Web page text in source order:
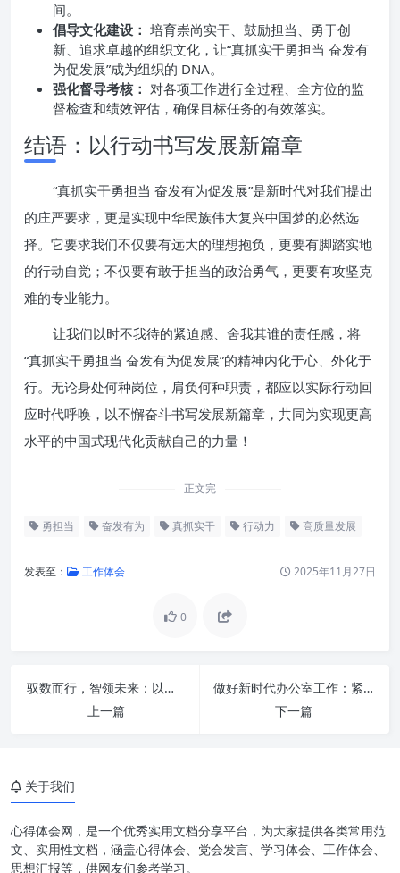
间。
倡导文化建设： 培育崇尚实干、鼓励担当、勇于创
新、追求卓越的组织文化，让“真抓实干勇担当 奋发有
为促发展”成为组织的 DNA。
强化督导考核： 对各项工作进行全过程、全方位的监
督检查和绩效评估，确保目标任务的有效落实。
结语：以行动书写发展新篇章
“真抓实干勇担当 奋发有为促发展”是新时代对我们提出
的庄严要求，更是实现中华民族伟大复兴中国梦的必然选
择。它要求我们不仅要有远大的理想抱负，更要有脚踏实地
的行动自觉；不仅要有敢于担当的政治勇气，更要有攻坚克
难的专业能力。
让我们以时不我待的紧迫感、舍我其谁的责任感，将
“真抓实干勇担当 奋发有为促发展”的精神内化于心、外化于
行。无论身处何种岗位，肩负何种职责，都应以实际行动回
应时代呼唤，以不懈奋斗书写发展新篇章，共同为实现更高
水平的中国式现代化贡献自己的力量！
正文完
勇担当 奋发有为 真抓实干 行动力 高质量发展
发表至： 工作体会 2025年11月27日
0
驭数而行，智领未来：以信息化赋能办公厅工作现代化，实现主动作为与服务大局
上一篇
做好新时代办公室工作：紧紧扭住“三根针”，铸就卓越新篇章
下一篇
何谓“真抓实干勇担当”？深度解
践路径与策略
个人、团队与组织的协同共振：
关于我们
心得体会网，是一个优秀实用文档分享平台，为大家提供各类常用范
文、实用性文档，涵盖心得体会、党会发言、学习体会、工作体会、
思想汇报等，供网友们参考学习。